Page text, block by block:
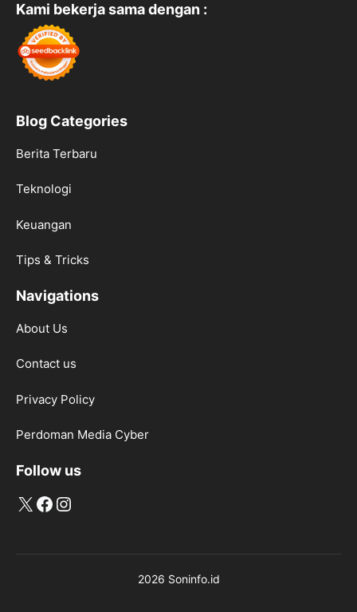
Kami bekerja sama dengan :
Blog Categories
Berita Terbaru
Teknologi
Keuangan
Tips & Tricks
Navigations
About Us
Contact us
Privacy Policy
Perdoman Media Cyber
Follow us
X Facebook
Instagram
2026 Soninfo.id